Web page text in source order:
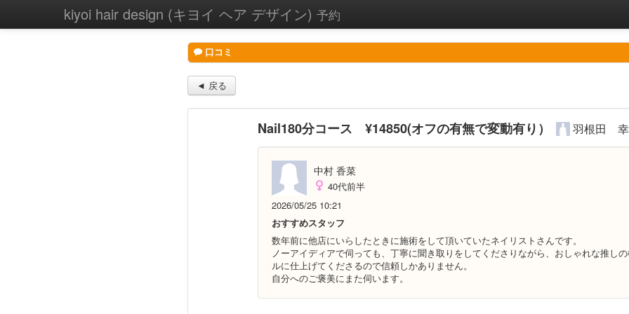
kiyoi hair design (キヨイ ヘア デザイン) 予約
口コミ
◄ 戻る
Nail180分コース ¥14850(オフの有無で変動有り） 羽根田
中村 香菜
40代前半
2026/05/25 10:21
おすすめスタッフ
数年前に他店にいらしたときに施術をして頂いていたネイリストさんです。
ノーアイディアで伺っても、丁寧に聞き取りをしてくださりながら、おしゃれな推し
ルに仕上げてくださるので信頼しかありません。
自分へのご褒美にまた伺います。